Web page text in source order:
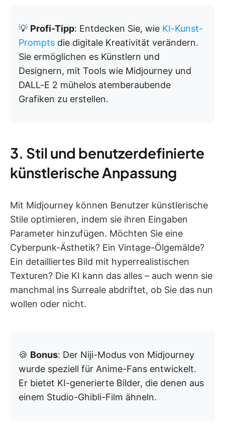
💡 Profi-Tipp: Entdecken Sie, wie KI-Kunst-
Prompts die digitale Kreativität verändern.
Sie ermöglichen es Künstlern und
Designern, mit Tools wie Midjourney und
DALL-E 2 mühelos atemberaubende
Grafiken zu erstellen.
3. Stil und benutzerdefinierte
künstlerische Anpassung
Mit Midjourney können Benutzer künstlerische
Stile optimieren, indem sie ihren Eingaben
Parameter hinzufügen. Möchten Sie eine
Cyberpunk-Ästhetik? Ein Vintage-Ölgemälde?
Ein detailliertes Bild mit hyperrealistischen
Texturen? Die KI kann das alles – auch wenn sie
manchmal ins Surreale abdriftet, ob Sie das nun
wollen oder nicht.
🍪 Bonus: Der Niji-Modus von Midjourney
wurde speziell für Anime-Fans entwickelt.
Er bietet KI-generierte Bilder, die denen aus
einem Studio-Ghibli-Film ähneln.